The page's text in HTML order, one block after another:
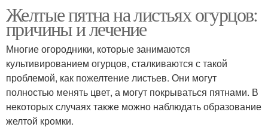
Желтые пятна на листьях огурцов:
причины и лечение
Многие огородники, которые занимаются
культивированием огурцов, сталкиваются с такой
проблемой, как пожелтение листьев. Они могут
полностью менять цвет, а могут покрываться пятнами. В
некоторых случаях также можно наблюдать образование
желтой кромки.